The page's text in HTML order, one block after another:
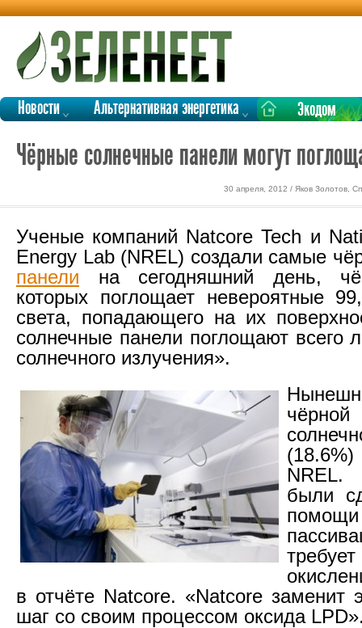
Новости Альтернативная энергетика Экодом
Чёрные солнечные панели могут
30 апреля, 2012 / Яков Золотов,
Ученые компаний Natcore Tech и
Energy Lab (NREL) создали самые
панели на сегодняшний день,
которых поглощает невероятные
света, попадающего на их
солнечные панели поглощают всего
солнечного излучения».
были
в отчёте Natcore. «Natcore заменит
шаг со своим процессом оксида